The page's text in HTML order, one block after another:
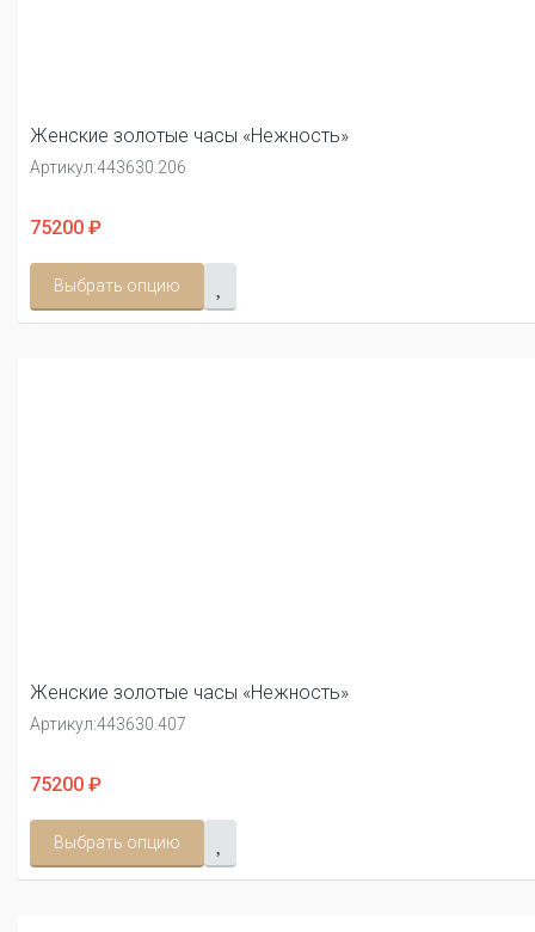
Женские золотые часы «Нежность»
Артикул:443630.206
75200 ₽
Выбрать опцию
Женские золотые часы «Нежность»
Артикул:443630.407
75200 ₽
Выбрать опцию